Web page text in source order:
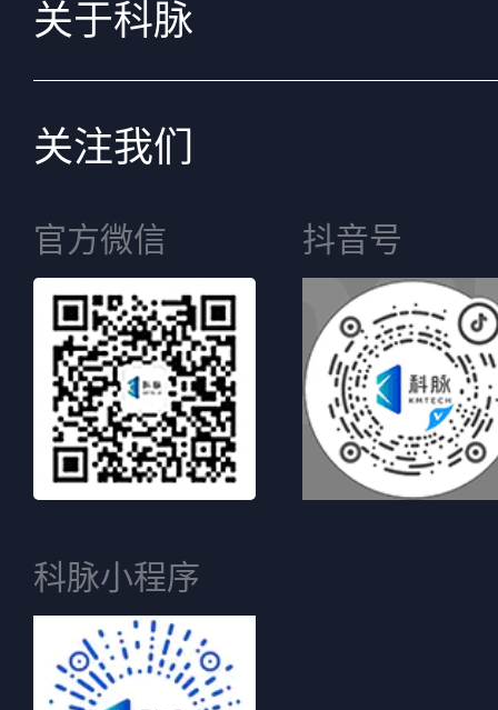
关于科脉
关注我们
官方微信 抖音号
科脉小程序